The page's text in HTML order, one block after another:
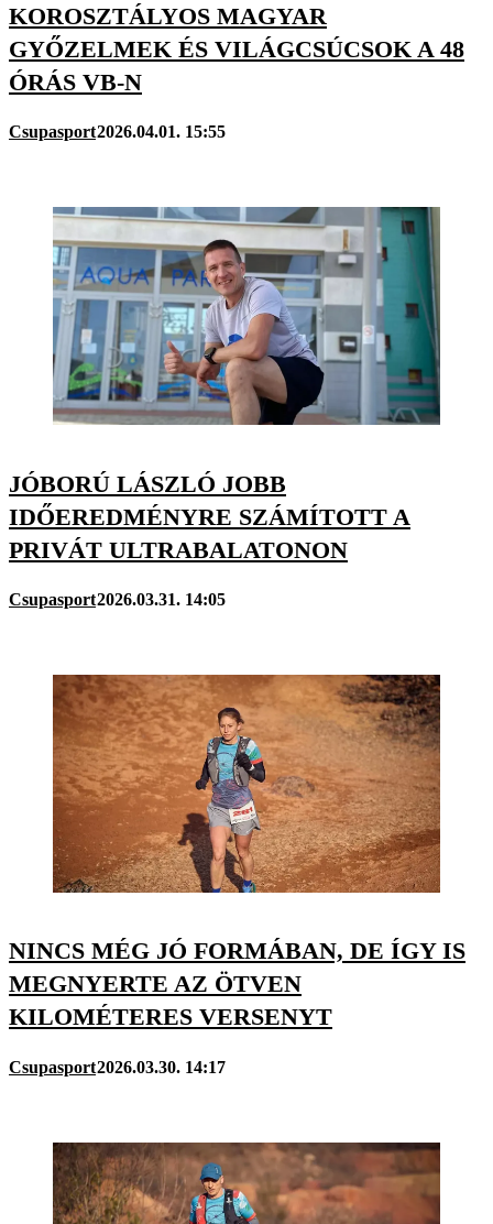
KOROSZTÁLYOS MAGYAR
GYŐZELMEK ÉS VILÁGCSÚCSOK A 48
ÓRÁS VB-N
Csupasport2026.04.01. 15:55
JÓBORÚ LÁSZLÓ JOBB
IDŐEREDMÉNYRE SZÁMÍTOTT A
PRIVÁT ULTRABALATONON
Csupasport2026.03.31. 14:05
NINCS MÉG JÓ FORMÁBAN, DE ÍGY IS
MEGNYERTE AZ ÖTVEN
KILOMÉTERES VERSENYT
Csupasport2026.03.30. 14:17